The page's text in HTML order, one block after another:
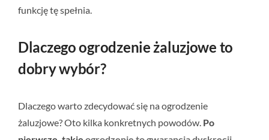
funkcję tę spełnia.
Dlaczego ogrodzenie żaluzjowe to
dobry wybór?
Dlaczego warto zdecydować się na ogrodzenie
żaluzjowe? Oto kilka konkretnych powodów. Po